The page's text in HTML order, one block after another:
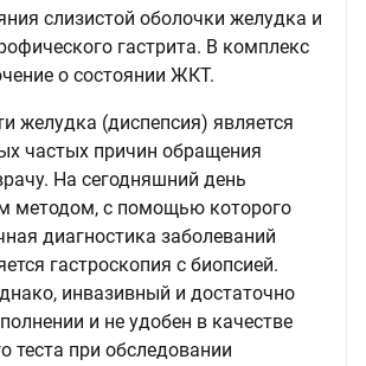
слизистой оболочки желудка и
гастрита. В комплекс
о состоянии ЖКТ.
желудка (диспепсия) является
частых причин обращения
На сегодняшний день
методом, с помощью которого
диагностика заболеваний
гастроскопия с биопсией.
инвазивный и достаточно
и не удобен в качестве
теста при обследовании